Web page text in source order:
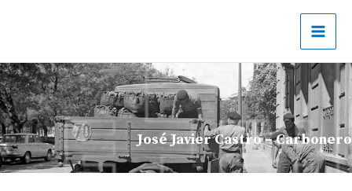
José Javier Castro – Carbonero